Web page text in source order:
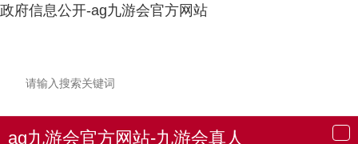
政府信息公开-ag九游会官方网站
导
ag九游会官方网站-九游会真人